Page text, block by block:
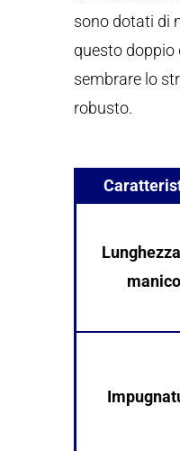
sono dotati di
questo doppio
sembrare lo
robusto.
manico